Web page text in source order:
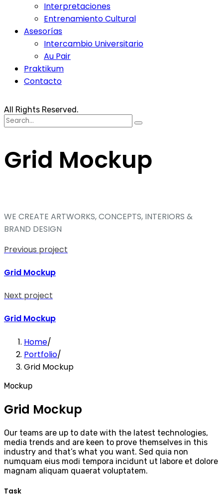
Interpretaciones
Entrenamiento Cultural
Asesorías
Intercambio Universitario
Au Pair
Praktikum
Contacto
All Rights Reserved.
Search
for:
Grid Mockup
WE CREATE ARTWORKS, CONCEPTS, INTERIORS &
BRAND DESIGN
Previous project
Grid Mockup
Next project
Grid Mockup
Home/
Portfolio/
Grid Mockup
Mockup
Grid Mockup
Our teams are up to date with the latest technologies,
media trends and are keen to prove themselves in this
industry and that’s what you want. Sed quia non
numquam eius modi tempora incidunt ut labore et dolore
magnam aliquam quaerat voluptatem.
Task